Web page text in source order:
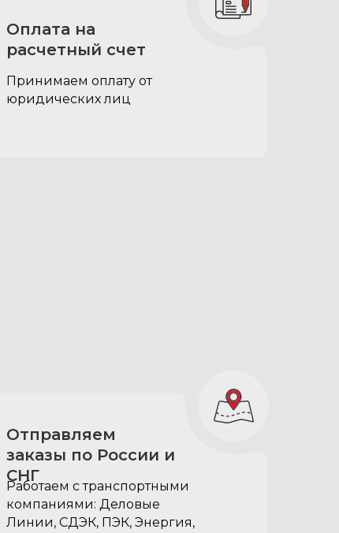
боковыми крышками
Оплата на
расчетный счет
Принимаем оплату от
юридических лиц
Отправляем
заказы по России и
СНГ
Работаем с транспортными
компаниями: Деловые
Линии, СДЭК, ПЭК, Энергия,